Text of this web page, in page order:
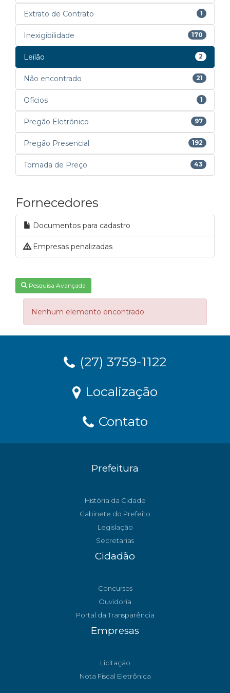
Extrato de Contrato 1
Inexigibilidade 170
Leilão 2
Não encontrado 21
Ofícios 1
Pregão Eletrônico 97
Pregão Presencial 192
Tomada de Preço 43
Fornecedores
Documentos para cadastro
Empresas penalizadas
Pesquisa Avançada
Nenhum elemento encontrado.
(27) 3759-1122
Localização
Contato
Prefeitura
História da Cidade
Gabinete do Prefeito
Legislação
Secretarias
Cidadão
Concursos
Ouvidoria
Portal da Transparência
Empresas
Licitação
Nota Fiscal Eletrônica